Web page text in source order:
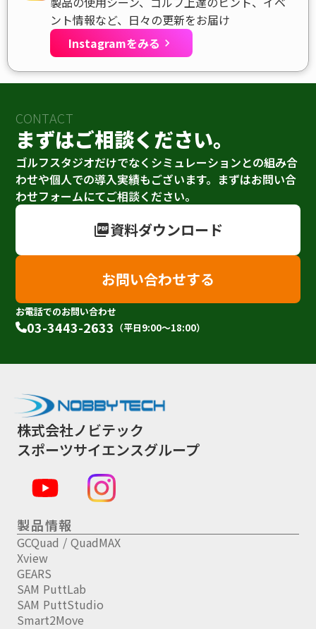
ント情報など、日々の更新をお届け
Instagramをみる keyboard_arrow_right
CONTACT
まずはご相談ください。
ゴルフスタジオだけでなくシミュレーションとの組み合
わせや個人での導入実績もございます。まずはお問い合
わせフォームにてご相談ください。
picture_as_pdf資料ダウンロード
お問い合わせする
お電話でのお問い合わせ
03-3443-2633 （平日9:00〜18:00）
株式会社ノビテック
スポーツサイエンスグループ
製品情報
GCQuad / QuadMAX
Xview
GEARS
SAM PuttLab
SAM PuttStudio
Smart2Move